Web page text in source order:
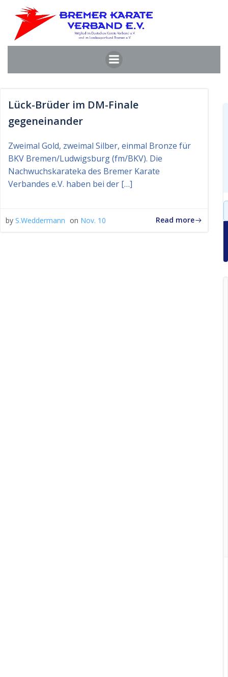
Inhalt
springen
Lück-Brüder im DM-Finale
gegeneinander
Zweimal Gold, zweimal Silber, einmal Bronze für
BKV Bremen/Ludwigsburg (fm/BKV). Die
Nachwuchskarateka des Bremer Karate
Verbandes e.V. haben bei der […]
by S.Weddermann on Nov. 10 Read more